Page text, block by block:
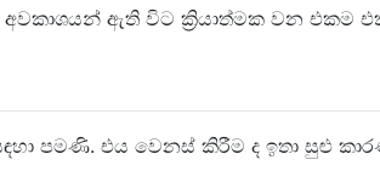
අවකාශයන් ඇති විට ක්‍රියාත්මක වන එකම
පමණි. එය වෙනස් කිරීම ද ඉතා සුළු